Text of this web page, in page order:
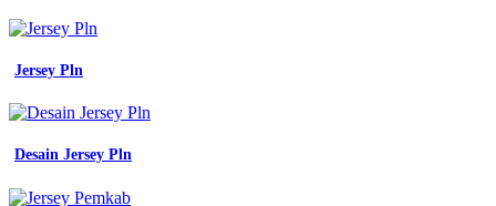
Jersey Pln
Desain Jersey Pln